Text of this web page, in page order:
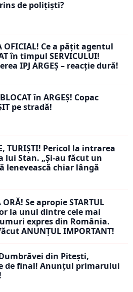
de polițiști?
OFICIAL! Ce a pățit agentul
în timpul SERVICULUI!
IPJ ARGEȘ – reacție dură!
în ARGEȘ! Copac
pe stradă!
TURIȘTI! Pericol la intrarea
lui Stan. „Și-au făcut un
lenevească chiar lângă
Se apropie STARTUL
la unul dintre cele mai
expres din România.
ANUNȚUL IMPORTANT!
din Pitești,
de final! Anunțul primarului